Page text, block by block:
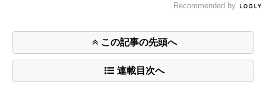
Recommended by
この記事の先頭へ
連載目次へ